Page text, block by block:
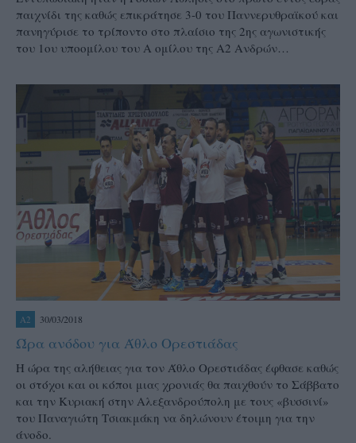
παιχνίδι της καθώς επικράτησε 3-0 του Παννερυθραϊκού και
πανηγύρισε το τρίποντο στο πλαίσιο της 2ης αγωνιστικής
του 1ου υποομίλου του Α ομίλου της Α2 Ανδρών…
A2 30/03/2018
Ώρα ανόδου για Άθλο Ορεστιάδας
Η ώρα της αλήθειας για τον Άθλο Ορεστιάδας έφθασε καθώς
οι στόχοι και οι κόποι μιας χρονιάς θα παιχθούν το Σάββατο
και την Κυριακή στην Αλεξανδρούπολη με τους «βυσσινί»
του Παναγιώτη Τσιακμάκη να δηλώνουν έτοιμη για την
άνοδο.